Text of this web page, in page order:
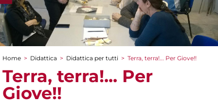
Tu sei qui
Home > Didattica > Didattica per tutti > Terra, terra!... Per Giove!!
Terra, terra!... Per
Giove!!